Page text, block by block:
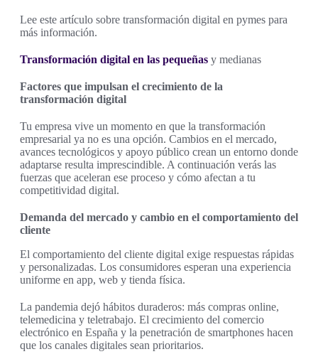
Lee este artículo sobre transformación digital en pymes para
más información.
Transformación digital en las pequeñas y medianas
Factores que impulsan el crecimiento de la
transformación digital
Tu empresa vive un momento en que la transformación
empresarial ya no es una opción. Cambios en el mercado,
avances tecnológicos y apoyo público crean un entorno donde
adaptarse resulta imprescindible. A continuación verás las
fuerzas que aceleran ese proceso y cómo afectan a tu
competitividad digital.
Demanda del mercado y cambio en el comportamiento del
cliente
El comportamiento del cliente digital exige respuestas rápidas
y personalizadas. Los consumidores esperan una experiencia
uniforme en app, web y tienda física.
La pandemia dejó hábitos duraderos: más compras online,
telemedicina y teletrabajo. El crecimiento del comercio
electrónico en España y la penetración de smartphones hacen
que los canales digitales sean prioritarios.